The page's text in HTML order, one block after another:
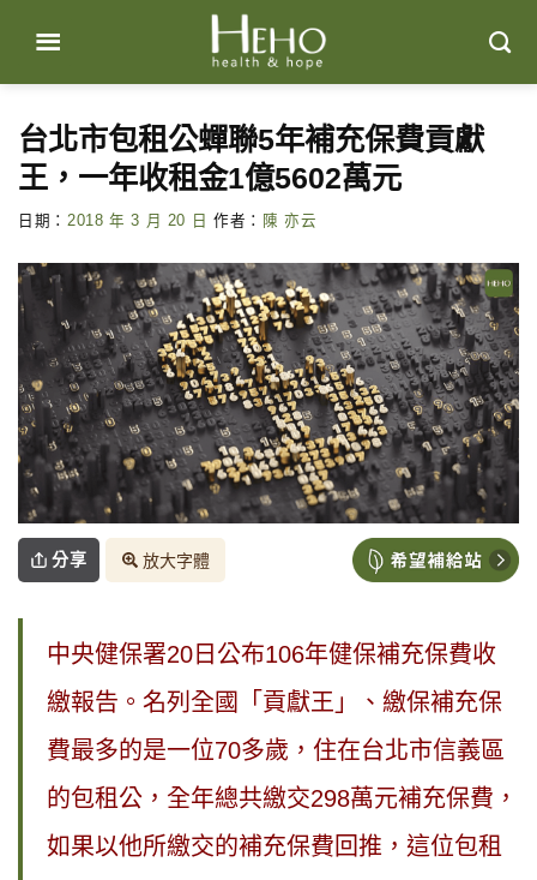
content
台北市包租公蟬聯5年補充保費貢獻
王，一年收租金1億5602萬元
日期： 2018 年 3 月 20 日 作者： 陳 亦云
分享 放大字體
中央健保署20日公布106年健保補充保費收
繳報告。名列全國「貢獻王」、繳保補充保
費最多的是一位70多歲，住在台北市信義區
的包租公，全年總共繳交298萬元補充保費，
如果以他所繳交的補充保費回推，這位包租